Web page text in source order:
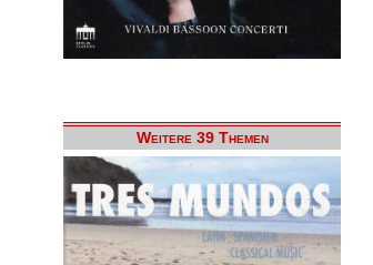
Weitere 39 Themen